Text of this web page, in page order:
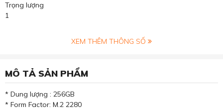
Trọng lượng
1
XEM THÊM THÔNG SỐ
MÔ TẢ SẢN PHẨM
* Dung lượng : 256GB
* Form Factor: M.2 2280